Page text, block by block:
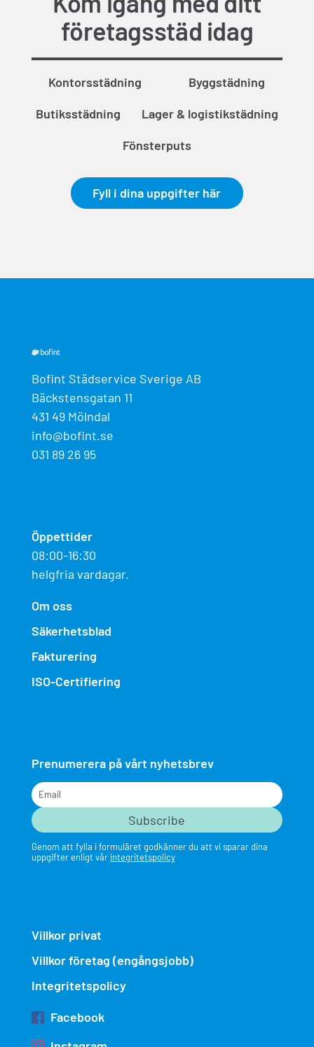
företagsstäd idag
Kontorsstädning Byggstädning
Butiksstädning Lager & logistikstädning
Fönsterputs
Fyll i dina uppgifter här
Bofint Städservice Sverige AB
Bäckstensgatan 11
431 49 Mölndal
info@bofint.se
031 89 26 95
Öppettider
08:00-16:30
helgfria vardagar.
Om oss
Säkerhetsblad
Fakturering
ISO-Certifiering
Prenumerera på vårt nyhetsbrev
Email
Genom att fylla i formuläret godkänner du att vi sparar dina
uppgifter enligt vår integritetspolicy
Villkor privat
Villkor företag (engångsjobb)
Integritetspolicy
Facebook